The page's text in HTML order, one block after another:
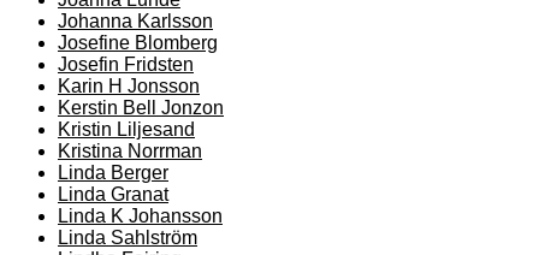
Johanna Karlsson
Josefine Blomberg
Josefin Fridsten
Karin H Jonsson
Kerstin Bell Jonzon
Kristin Liljesand
Kristina Norrman
Linda Berger
Linda Granat
Linda K Johansson
Linda Sahlström